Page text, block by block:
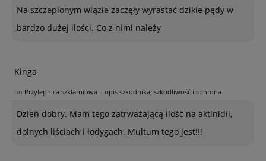
Na szczepionym wiązie zaczęły wyrastać dzikie pędy w
bardzo dużej ilości. Co z nimi należy
Kinga
on Przylepnica szklarniowa – opis szkodnika, szkodliwość i ochrona
Dzień dobry. Mam tego zatrważającą ilość na aktinidii,
dolnych liściach i łodygach. Multum tego jest!!!